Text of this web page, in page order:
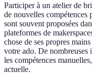
Participer à un atelier de
de nouvelles compétences
sont souvent proposées
plateformes de
chose de ses propres
votre ado. De nombreuses
les compétences
actuelle.